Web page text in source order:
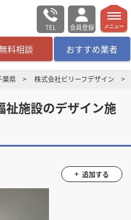
TEL 会員登録
料相談 おすすめ業者
ログイン／会員登録
メニュー
葉県 株式会社ビリーフデザイン
祉施設のデザイン施
追加する